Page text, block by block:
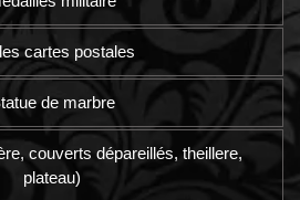
cartes postales
de marbre
couverts dépareillés, theillere,
plateau)